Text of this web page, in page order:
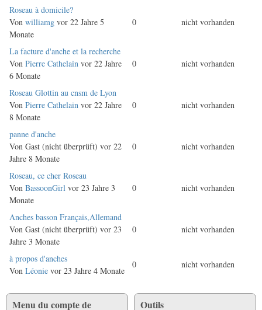
Normales
Thema
Roseau à domicile?
Von williamg vor 22 Jahre 5
Monate
0 nicht vorhanden
Normales
Thema
La facture d'anche et la recherche
Von Pierre Cathelain vor 22 Jahre
6 Monate
0 nicht vorhanden
Normales
Thema
Roseau Glottin au cnsm de Lyon
Von Pierre Cathelain vor 22 Jahre
8 Monate
0 nicht vorhanden
Normales
Thema
panne d'anche
Von Gast (nicht überprüft) vor 22
Jahre 8 Monate
0 nicht vorhanden
Normales
Thema
Roseau, ce cher Roseau
Von BassoonGirl vor 23 Jahre 3
Monate
0 nicht vorhanden
Normales
Thema
Anches basson Français,Allemand
Von Gast (nicht überprüft) vor 23
Jahre 3 Monate
0 nicht vorhanden
Normales
Thema
à propos d'anches
Von Léonie vor 23 Jahre 4 Monate
0 nicht vorhanden
Menu du compte de Outils